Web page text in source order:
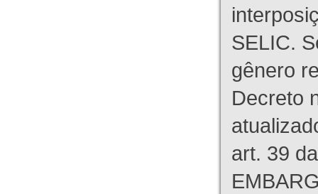
SELIC.
gênero
Decreto
art. 39